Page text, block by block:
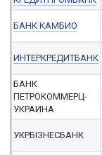
БАНК КАМБИО
ИНТЕРКРЕДИТБАНК
БАНК
ПЕТРОКОММЕРЦ-
УКРАИНА
УКРБІЗНЕСБАНК